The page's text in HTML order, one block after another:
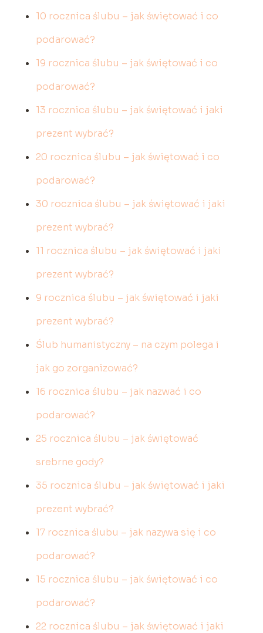
10 rocznica ślubu – jak świętować i co
podarować?
19 rocznica ślubu – jak świętować i co
podarować?
13 rocznica ślubu – jak świętować i jaki
prezent wybrać?
20 rocznica ślubu – jak świętować i co
podarować?
30 rocznica ślubu – jak świętować i jaki
prezent wybrać?
11 rocznica ślubu – jak świętować i jaki
prezent wybrać?
9 rocznica ślubu – jak świętować i jaki
prezent wybrać?
Ślub humanistyczny – na czym polega i
jak go zorganizować?
16 rocznica ślubu – jak nazwać i co
podarować?
25 rocznica ślubu – jak świętować
srebrne gody?
35 rocznica ślubu – jak świętować i jaki
prezent wybrać?
17 rocznica ślubu – jak nazywa się i co
podarować?
15 rocznica ślubu – jak świętować i co
podarować?
22 rocznica ślubu – jak świętować i jaki